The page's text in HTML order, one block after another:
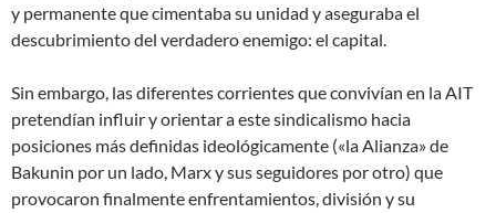
y permanente que cimentaba su unidad y aseguraba el
descubrimiento del verdadero enemigo: el capital.
Sin embargo, las diferentes corrientes que convivían en la AIT
pretendían influir y orientar a este sindicalismo hacia
posiciones más definidas ideológicamente («la Alianza» de
Bakunin por un lado, Marx y sus seguidores por otro) que
provocaron finalmente enfrentamientos, división y su